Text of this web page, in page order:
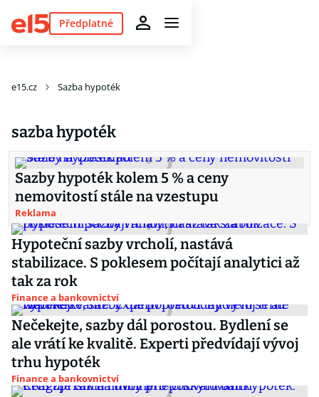
Předplatné
e15.cz Sazba hypoték
sazba hypoték
Sazby hypoték kolem 5 % a ceny
nemovitostí stále na vzestupu
Reklama
Hypoteční sazby vrcholí, nastává
stabilizace. S poklesem počítají analytici až
tak za rok
Finance a bankovnictví
Nečekejte, sazby dál porostou. Bydlení se
ale vrátí ke kvalitě. Experti předvídají vývoj
trhu hypoték
Finance a bankovnictví